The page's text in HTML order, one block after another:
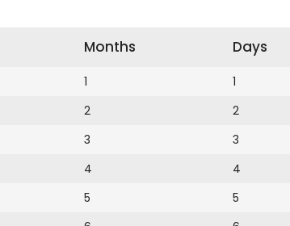
Months
1
2
3
4
5
Days
1
2
3
4
5